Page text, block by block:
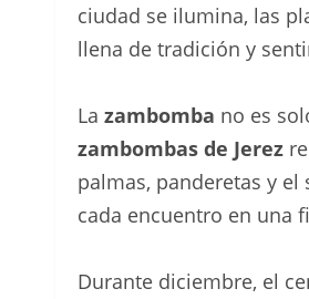
ciudad se ilumina, las
llena de tradición y
La zambomba no es
zambombas de Jerez
palmas, panderetas y
cada encuentro en una
Durante diciembre, el